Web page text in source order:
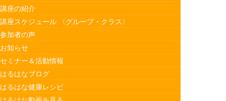
講座の紹介
講座スケジュール 〈グループ・クラス〉
参加者の声
お知らせ
セミナー＆活動情報
はるはなブログ
はるはな健康レシピ